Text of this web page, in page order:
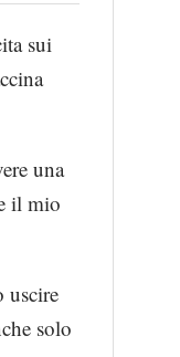
sui
una
il mio
uscire
solo